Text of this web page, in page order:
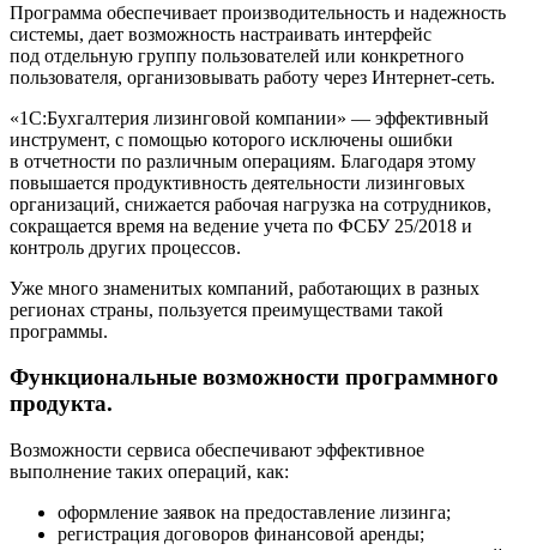
Программа обеспечивает производительность и надежность
системы, дает возможность настраивать интерфейс
под отдельную группу пользователей или конкретного
пользователя, организовывать работу через Интернет-сеть.
«1C:Бухгалтерия лизинговой компании» — эффективный
инструмент, с помощью которого исключены ошибки
в отчетности по различным операциям. Благодаря этому
повышается продуктивность деятельности лизинговых
организаций, снижается рабочая нагрузка на сотрудников,
сокращается время на ведение учета по ФСБУ 25/2018 и
контроль других процессов.
Уже много знаменитых компаний, работающих в разных
регионах страны, пользуется преимуществами такой
программы.
Функциональные возможности программного
продукта.
Возможности сервиса обеспечивают эффективное
выполнение таких операций, как:
оформление заявок на предоставление лизинга;
регистрация договоров финансовой аренды;